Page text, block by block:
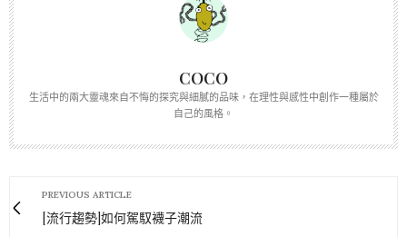
COCO
生活中的兩大靈魂來自不悔的探究與細膩的品味，在理性與感性中創作一種屬於
自己的風格。
PREVIOUS ARTICLE
[流行趨勢]如何駕馭襪子潮流